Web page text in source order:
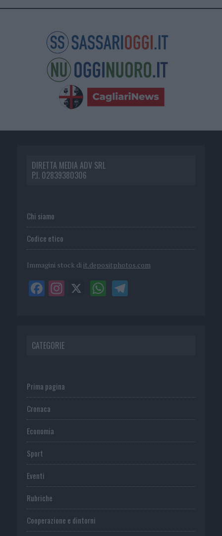
DIRETTA MEDIA ADV SRL
P.I. 02839380306
Chi siamo
Codice etico
Immagini stock di it.depositphotos.com
CATEGORIE
Prima pagina
Cronaca
Economia
Sport
Eventi
Rubriche
Cooperazione e dintorni